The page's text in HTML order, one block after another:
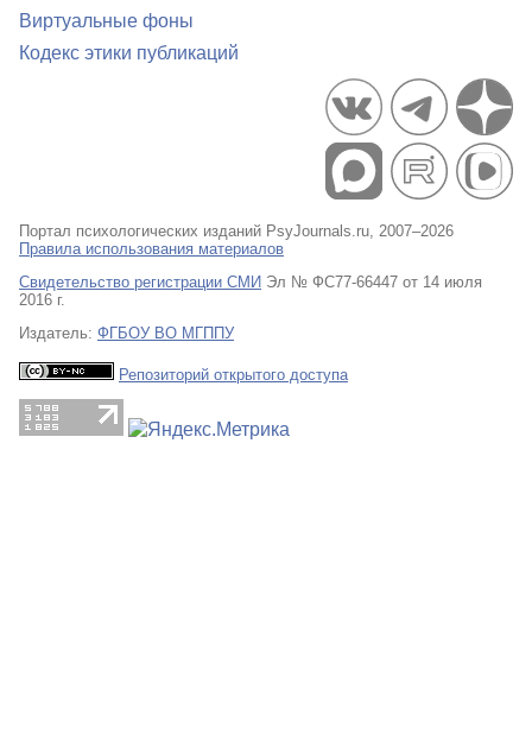
Виртуальные фоны
Кодекс этики публикаций
Портал психологических изданий PsyJournals.ru, 2007–2026
Правила использования материалов
Свидетельство регистрации СМИ Эл № ФС77-66447 от 14 июля
2016 г.
Издатель: ФГБОУ ВО МГППУ
Репозиторий открытого доступа